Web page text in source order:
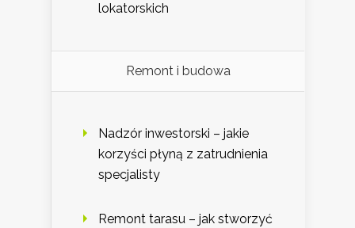
lokatorskich
Remont i budowa
Nadzór inwestorski – jakie
korzyści płyną z zatrudnienia
specjalisty
Remont tarasu – jak stworzyć